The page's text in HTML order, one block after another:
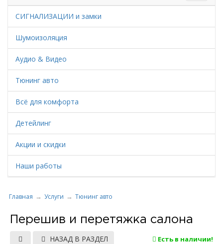
СИГНАЛИЗАЦИИ и замки
Шумоизоляция
Аудио & Видео
Тюнинг авто
Всё для комфорта
Детейлинг
Акции и скидки
Наши работы
Главная Услуги Тюнинг авто
Перешив и перетяжка салона
НАЗАД В РАЗДЕЛ Есть в наличии!